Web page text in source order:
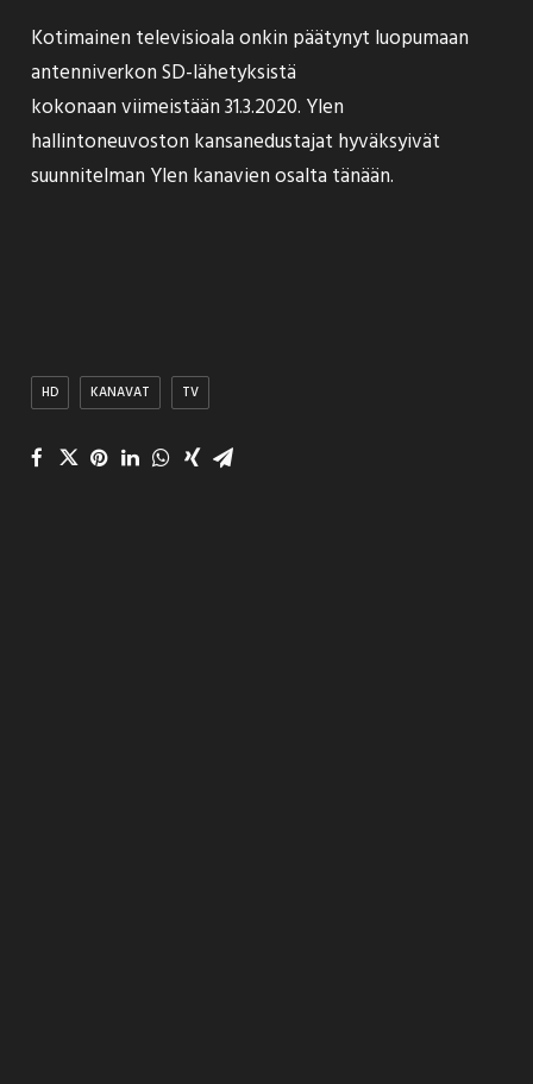
Kotimainen televisioala onkin päätynyt luopumaan
antenniverkon SD-lähetyksistä
kokonaan viimeistään 31.3.2020. Ylen
hallintoneuvoston kansanedustajat hyväksyivät
suunnitelman Ylen kanavien osalta tänään.
HD KANAVAT TV